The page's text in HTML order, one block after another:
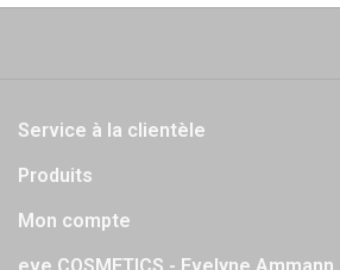
Service à la clientèle
Produits
Mon compte